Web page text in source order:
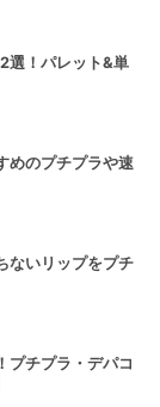
選！パレット&単
めのプチプラや速
ないリップをプチ
プチプラ・デパコ